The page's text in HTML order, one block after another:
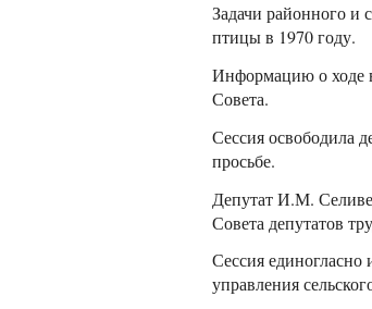
Задачи районного и
птицы в 1970 году.
Информацию о ходе
Совета.
Сессия освободила
просьбе.
Депутат И.М.
Совета депутатов
Сессия единогласно
управления